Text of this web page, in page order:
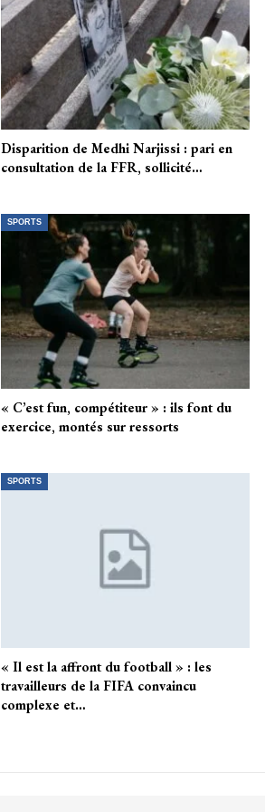
Disparition de Medhi Narjissi : pari en
consultation de la FFR, sollicité…
SPORTS
« C’est fun, compétiteur » : ils font du
exercice, montés sur ressorts
SPORTS
« Il est la affront du football » : les
travailleurs de la FIFA convaincu
complexe et…